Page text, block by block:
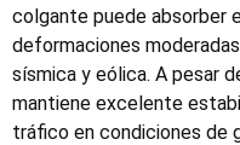
colgante puede absorber
deformaciones
sísmica y eólica. A pesar
mantiene excelente
tráfico en condiciones de